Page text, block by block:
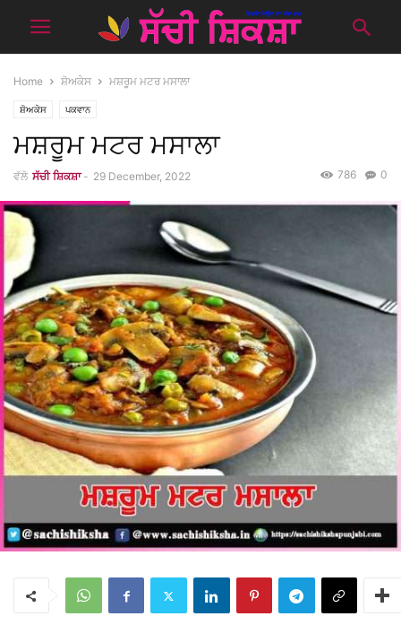
Home ਸ਼ੋਅਕੇਸ ਮਸ਼ਰੂਮ ਮਟਰ ਮਸਾਲਾ
ਸ਼ੋਅਕੇਸ ਪਕਵਾਨ
ਮਸ਼ਰੂਮ ਮਟਰ ਮਸਾਲਾ
ਵੱਲੋ ਸੱਚੀ ਸ਼ਿਕਸ਼ਾ - 29 December, 2022 0
786